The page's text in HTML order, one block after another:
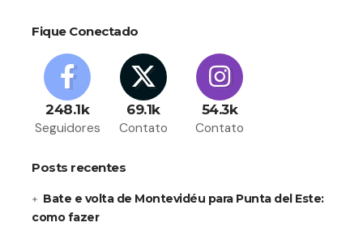
Fique Conectado
248.1k
Seguidores
69.1k
Contato
54.3k
Contato
Posts recentes
Bate e volta de Montevidéu para Punta del Este:
como fazer